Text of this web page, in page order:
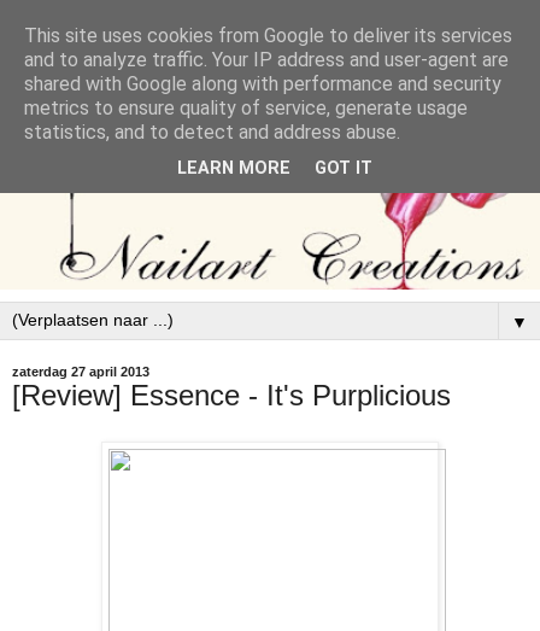
▼
zaterdag 27 april 2013
[Review] Essence - It's Purplicious
This site uses cookies from Google to deliver its services
and to analyze traffic. Your IP address and user-agent are
shared with Google along with performance and security
metrics to ensure quality of service, generate usage
statistics, and to detect and address abuse.
LEARN MORE GOT IT